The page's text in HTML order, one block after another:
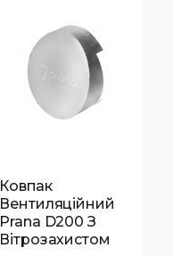
Ковпак
Вентиляційний
Prana D200 З
Вітрозахистом